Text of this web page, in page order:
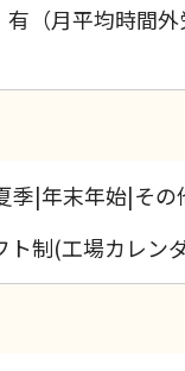
有（月平均時間
季|年末年始|その
制(工場カレン